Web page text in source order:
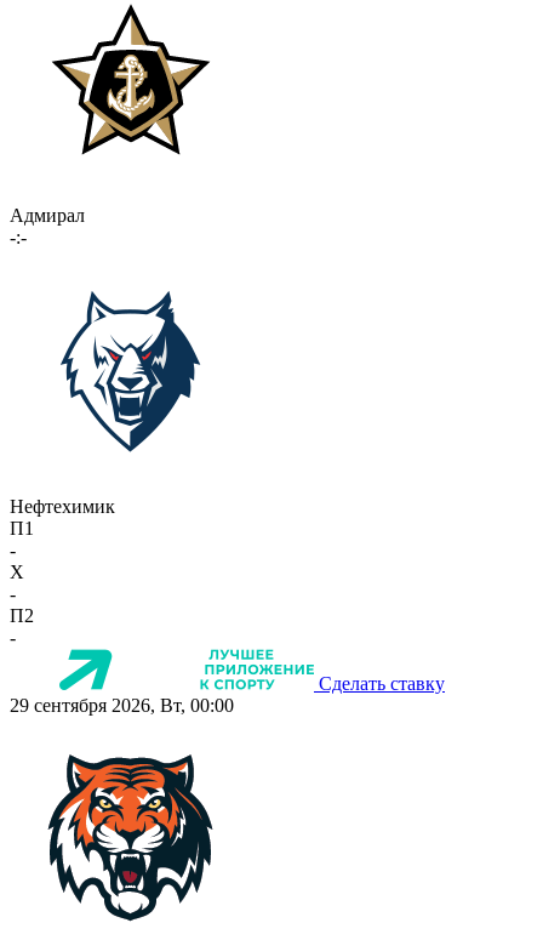
Адмирал
-:-
Нефтехимик
П1
-
X
-
П2
-
Сделать ставку
29 сентября 2026, Вт, 00:00